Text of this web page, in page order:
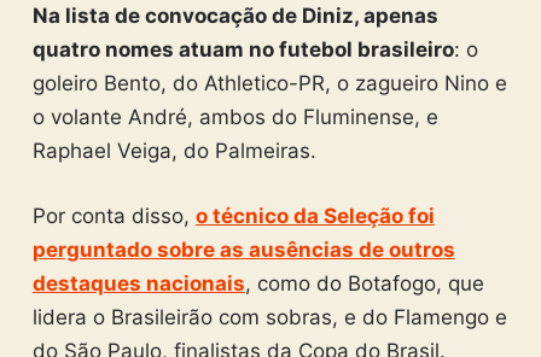
Na lista de convocação de Diniz, apenas
quatro nomes atuam no futebol brasileiro: o
goleiro Bento, do Athletico-PR, o zagueiro Nino e
o volante André, ambos do Fluminense, e
Raphael Veiga, do Palmeiras.
Por conta disso, o técnico da Seleção foi
perguntado sobre as ausências de outros
destaques nacionais, como do Botafogo, que
lidera o Brasileirão com sobras, e do Flamengo e
do São Paulo, finalistas da Copa do Brasil.